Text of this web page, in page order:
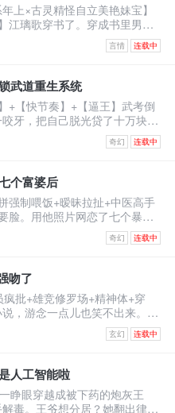
上×古灵精怪自立美艳妹宝】
江璃歌穿书了。穿成书里男主
的恶毒女配。男主季司夜是顶
算坠海失忆，被江父救下。江
的正牌未婚妻，也就是书中真
，可刻入骨髓的本能却让他喊
原主当即崩溃冲上天台，要自
言情 连载中
武道重生系统
+【快节奏】+【逼王】武考倒
牙，把自己脱光贷了十万块激
片一枚。沈易：？？？下一
。【叮！宿主已死亡！】【恭
顶苦修三年？！”为了考上武
身一跃！摔成烂泥，属性暴
词条！夜半，杀手悄悄潜入房
奇幻 连载中
个富婆后
强制喂饭+暧昧拉扯+中医高手
脸。用他照片网恋了七个暴脾
被打断右手，断了中医生涯。
护右手，救死扶伤，不违师
他作对的富婆们不乐意了。纷
脉。凭什么说温大夫不行！他
开始人们嗤之以鼻。后开整个
奇幻 连载中
吻了
疯批+雄竞修罗场+精神体+穿
，游念一点儿也笑不出来。因
F4男主们都是疯批，而她是女
们同宿舍的小炮灰。她只想保
卷生卷死，只求提前毕业，彻
一不小心把自己卷成了学校首
卑微告白。
玄幻 连载中
人工智能啦
睁眼穿越成被下药的炮灰王
毒。王爷想分居？她翻出律